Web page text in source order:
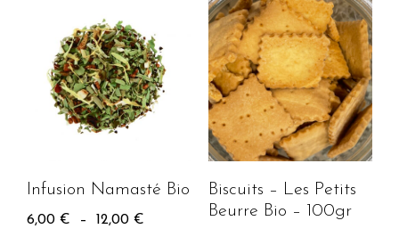
Infusion Namasté Bio
6,00 € – 12,00 €
Biscuits – Les Petits
Beurre Bio – 100gr